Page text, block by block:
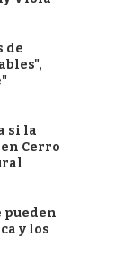
de
si la
Cerro
pueden
y los